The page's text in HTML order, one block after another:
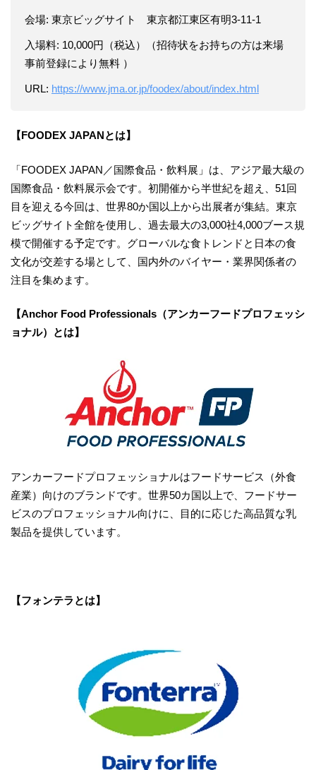
会場: 東京ビッグサイト 東京都江東区有明3-11-1
入場料: 10,000円（税込）（招待状をお持ちの方は来場
事前登録により無料 ）
URL: https://www.jma.or.jp/foodex/about/index.html
【FOODEX JAPANとは】
「FOODEX JAPAN／国際食品・飲料展」は、アジア最大級の
国際食品・飲料展示会です。初開催から半世紀を超え、51回
目を迎える今回は、世界80か国以上から出展者が集結。東京
ビッグサイト全館を使用し、過去最大の3,000社4,000ブース規
模で開催する予定です。グローバルな食トレンドと日本の食
文化が交差する場として、国内外のバイヤー・業界関係者の
注目を集めます。
【Anchor Food Professionals（アンカーフードプロフェッシ
ョナル）とは】
アンカーフードプロフェッショナルはフードサービス（外食
産業）向けのブランドです。世界50カ国以上で、フードサー
ビスのプロフェッショナル向けに、目的に応じた高品質な乳
製品を提供しています。
【フォンテラとは】